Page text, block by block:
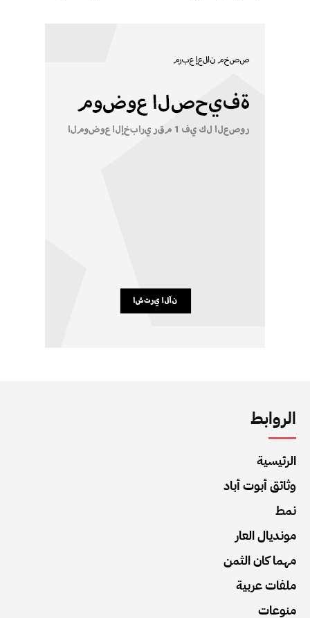
الروابط
الرئيسية
وثائق أبوت أباد
نمط
مونديال العار
مهما كان الثمن
ملفات عربية
منوعات